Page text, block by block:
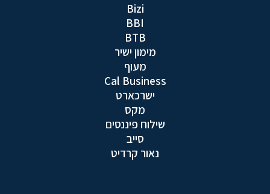
Bizi
BBI
BTB
מימון ישיר
מעוף
Cal Business
ישרכארט
מקס
שילוח פיננסים
סייב
נאור קרדיט